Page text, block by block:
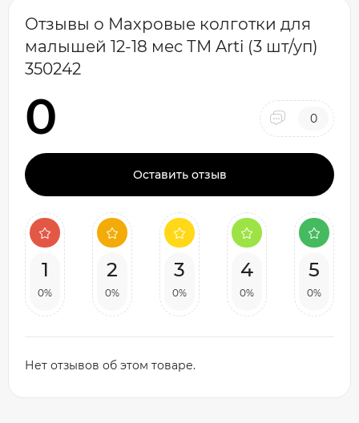
Отзывы о Махровые колготки для
малышей 12-18 мес ТМ Arti (3 шт/уп)
350242
0 0
Оставить отзыв
1
0%
2
0%
3
0%
4
0%
5
0%
Нет отзывов об этом товаре.